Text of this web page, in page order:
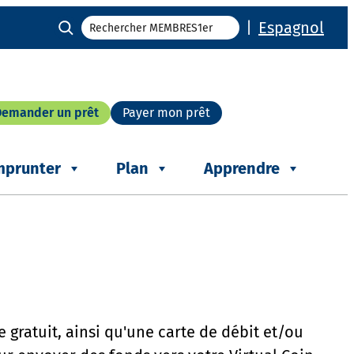
Recherche Espagnol
un prêt Payer mon prêt
Plan Apprendre
gratuit, ainsi qu'une carte de débit et/ou